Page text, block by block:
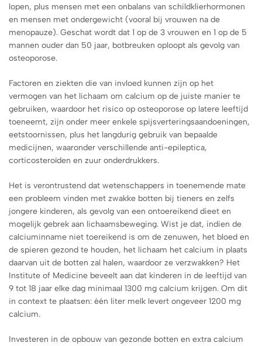
lopen, plus mensen met een onbalans van schildklierhormonen
en mensen met ondergewicht (vooral bij vrouwen na de
menopauze). Geschat wordt dat 1 op de 3 vrouwen en 1 op de 5
mannen ouder dan 50 jaar, botbreuken oploopt als gevolg van
osteoporose.
Factoren en ziekten die van invloed kunnen zijn op het
vermogen van het lichaam om calcium op de juiste manier te
gebruiken, waardoor het risico op osteoporose op latere leeftijd
toeneemt, zijn onder meer enkele spijsverteringsaandoeningen,
eetstoornissen, plus het langdurig gebruik van bepaalde
medicijnen, waaronder verschillende anti-epileptica,
corticosteroïden en zuur onderdrukkers.
Het is verontrustend dat wetenschappers in toenemende mate
een probleem vinden met zwakke botten bij tieners en zelfs
jongere kinderen, als gevolg van een ontoereikend dieet en
mogelijk gebrek aan lichaamsbeweging. Wist je dat, indien de
calciuminname niet toereikend is om de zenuwen, het bloed en
de spieren gezond te houden, het lichaam het calcium in plaats
daarvan uit de botten zal halen, waardoor ze verzwakken? Het
Institute of Medicine beveelt aan dat kinderen in de leeftijd van
9 tot 18 jaar elke dag minimaal 1300 mg calcium krijgen. Om dit
in context te plaatsen: één liter melk levert ongeveer 1200 mg
calcium.
Investeren in de opbouw van gezonde botten en extra calcium